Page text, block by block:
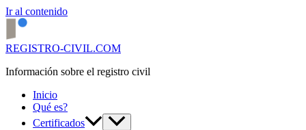
Ir al contenido
REGISTRO-CIVIL.COM
Información sobre el registro civil
Inicio
Qué es?
Certificados